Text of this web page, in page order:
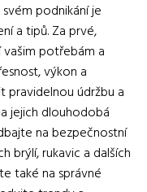
podnikání je
a tipů. Za prvé,
potřebám a
výkon a
pravidelnou údržbu a
jejich dlouhodobá
na bezpečnostní
brýlí, rukavic a dalších
také na správné